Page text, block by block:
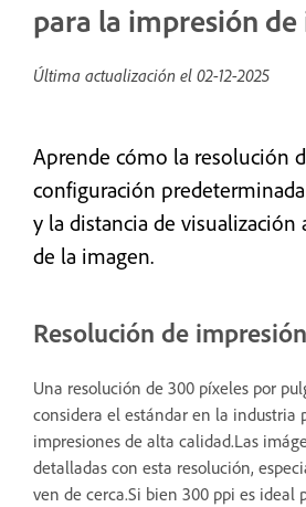
para la impresión de
Última actualización el 02-12-2025
Aprende cómo la resolución
configuración
y la distancia de visualización
de la imagen.
Resolución de
Una resolución de 300 píxeles por
considera el estándar en la industria
impresiones de alta calidad.Las
detalladas con esta resolución,
ven de cerca.Si bien 300 ppi es ideal